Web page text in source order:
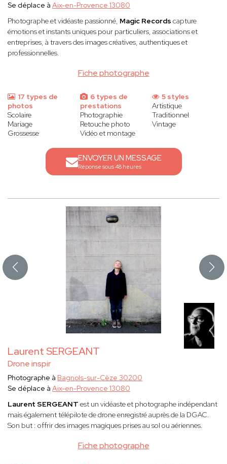
Fiche photographe
Se déplace à Aix-en-Provence 13080
Photographe et vidéaste passionné, Magic Records capture
émotions et instants uniques pour particuliers, associations et
entreprises, à travers des images créatives, authentiques et
professionnelles.
17 types de
photos
Scolaire
Mariage
Grossesse
6 types de
prestations
Photographie
Retouche photo
Vidéo et montage
5 styles
Artistique
Traditionnel
Vintage
ENVOYER UN MESSAGE
Réponse sous 48 heures
Laurent SERGEANT
Drone inspir
Fiche photographe
Photographe à Bagnols-sur-Cèze 30200
Se déplace à Aix-en-Provence 13080
Laurent SERGEANT est un vidéaste et photographe indépendant
mais également télépilote de drone enregistré auprès de la DGAC.
Son but : offrir des images magiques prises au sol ou aériennes.